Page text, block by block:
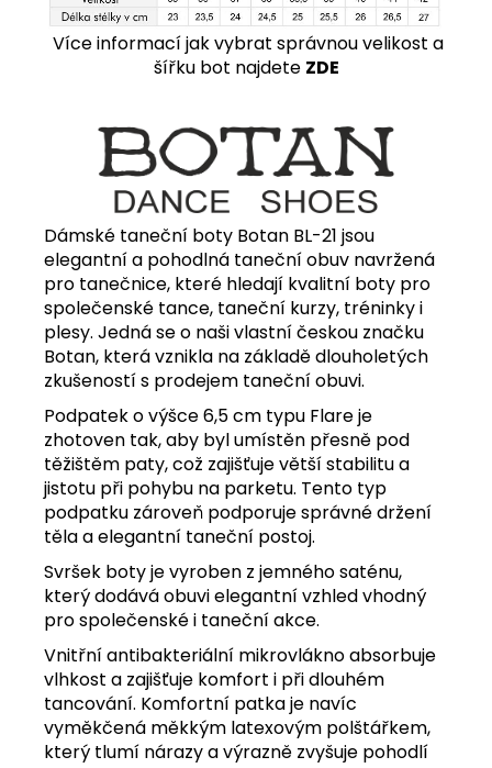
Více informací jak vybrat správnou velikost a
šířku bot najdete ZDE
Dámské taneční boty Botan BL-21 jsou
elegantní a pohodlná taneční obuv navržená
pro tanečnice, které hledají kvalitní boty pro
společenské tance, taneční kurzy, tréninky i
plesy. Jedná se o naši vlastní českou značku
Botan, která vznikla na základě dlouholetých
zkušeností s prodejem taneční obuvi.
Podpatek o výšce 6,5 cm typu Flare je
zhotoven tak, aby byl umístěn přesně pod
těžištěm paty, což zajišťuje větší stabilitu a
jistotu při pohybu na parketu. Tento typ
podpatku zároveň podporuje správné držení
těla a elegantní taneční postoj.
Svršek boty je vyroben z jemného saténu,
který dodává obuvi elegantní vzhled vhodný
pro společenské i taneční akce.
Vnitřní antibakteriální mikrovlákno absorbuje
vlhkost a zajišťuje komfort i při dlouhém
tancování. Komfortní patka je navíc
vyměkčená měkkým latexovým polštářkem,
který tlumí nárazy a výrazně zvyšuje pohodlí